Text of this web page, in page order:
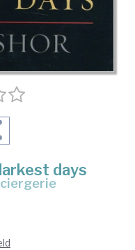
days